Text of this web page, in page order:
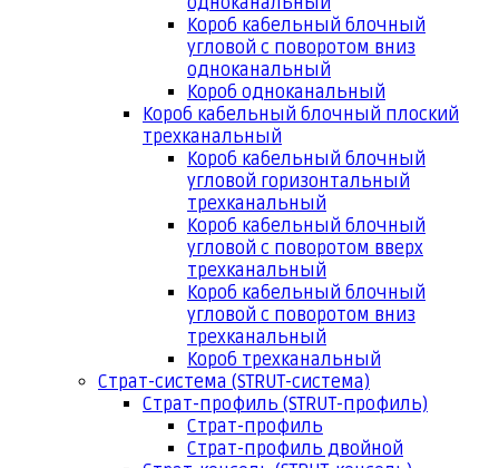
Короб кабельный блочный
угловой с поворотом вниз
одноканальный
Короб одноканальный
Короб кабельный блочный плоский
трехканальный
Короб кабельный блочный
угловой горизонтальный
трехканальный
Короб кабельный блочный
угловой с поворотом вверх
трехканальный
Короб кабельный блочный
угловой с поворотом вниз
трехканальный
Короб трехканальный
Страт-система (STRUT-система)
Страт-профиль (STRUT-профиль)
Страт-профиль
Страт-профиль двойной